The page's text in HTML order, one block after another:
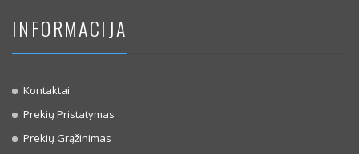
INFORMACIJA
Kontaktai
Prekių Pristatymas
Prekių Grąžinimas